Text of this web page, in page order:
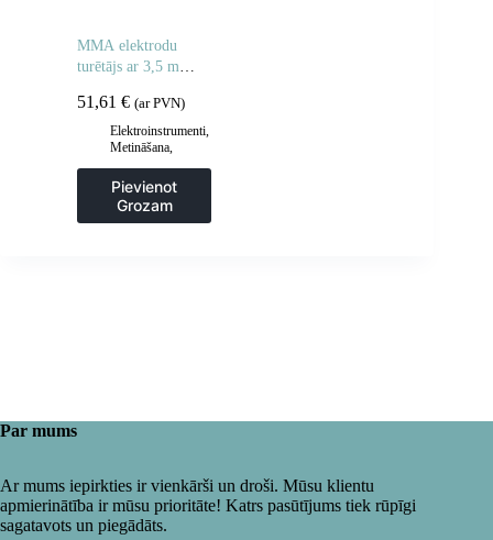
MMA elektrodu
turētājs ar 3,5 m
200A
51,61 € (ar PVN)
Elektroinstrumenti,
Metināšana,
piederumi
Pievienot
Grozam
Par mums
Ar mums iepirkties ir vienkārši un droši. Mūsu klientu
apmierinātība ir mūsu prioritāte! Katrs pasūtījums tiek rūpīgi
sagatavots un piegādāts.